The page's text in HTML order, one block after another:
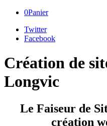
0Panier
Twitter
Facebook
Création de
Longvic
Le Faiseur de
création